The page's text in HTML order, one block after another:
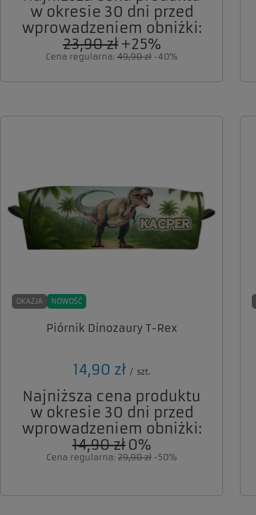
w okresie 30 dni przed
wprowadzeniem obniżki:
23,90 zł+25%
Cena regularna: 49,90 zł -40%
OKAZJA NOWOŚĆ
Piórnik Dinozaury T-Rex
14,90 zł / szt.
Najniższa cena produktu
w okresie 30 dni przed
wprowadzeniem obniżki:
14,90 zł 0%
Cena regularna: 29,90 zł -50%